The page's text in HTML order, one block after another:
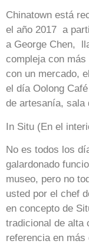
Chinatown está
el año 2017 a
a George Chen,
compleja con
con un mercado,
el día Oolong
de artesanía, sala
In Situ (En el
No es todos los
galardonado
museo, pero no
usted por el chef
en concepto de
tradicional de alta
referencia en más